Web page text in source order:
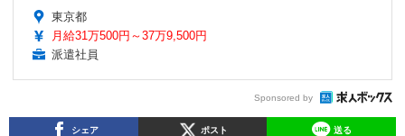
東京都
月給31万500円～37万9,500円
派遣社員
Sponsored by
シェア ポスト 送る